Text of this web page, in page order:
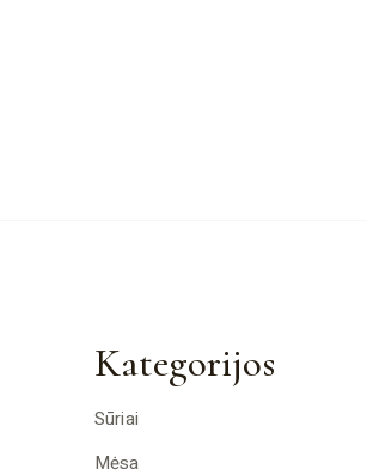
Kategorijos
Sūriai
Mėsa